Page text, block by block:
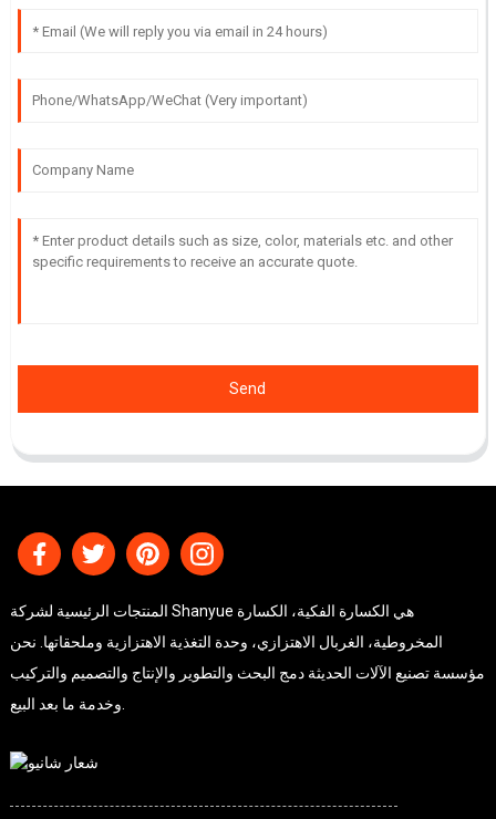
Send
المنتجات الرئيسية لشركة Shanyue هي الكسارة الفكية، الكسارة
المخروطية، الغربال الاهتزازي، وحدة التغذية الاهتزازية وملحقاتها. نحن
مؤسسة تصنيع الآلات الحديثة دمج البحث والتطوير والإنتاج والتصميم والتركيب